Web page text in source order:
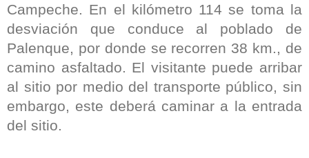
Campeche. En el kilómetro 114 se toma la
desviación que conduce al poblado de
Palenque, por donde se recorren 38 km., de
camino asfaltado. El visitante puede arribar
al sitio por medio del transporte público, sin
embargo, este deberá caminar a la entrada
del sitio.